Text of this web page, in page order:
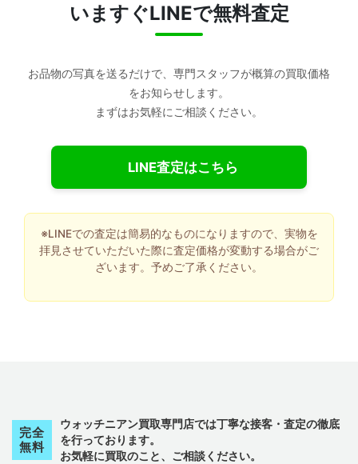
いますぐLINEで無料査定
お品物の写真を送るだけで、専門スタッフが概算の買取価格
をお知らせします。
まずはお気軽にご相談ください。
LINE査定はこちら
※LINEでの査定は簡易的なものになりますので、実物を
拝見させていただいた際に査定価格が変動する場合がご
ざいます。予めご了承ください。
完全
無料
ウォッチニアン買取専門店では丁寧な接客・査定の徹底
を行っております。
お気軽に買取のこと、ご相談ください。